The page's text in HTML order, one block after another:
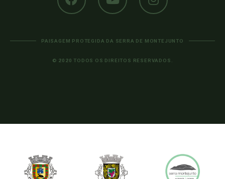
PAISAGEM PROTEGIDA DA SERRA DE MONTEJUNTO
© 2020 TODOS OS DIREITOS RESERVADOS.